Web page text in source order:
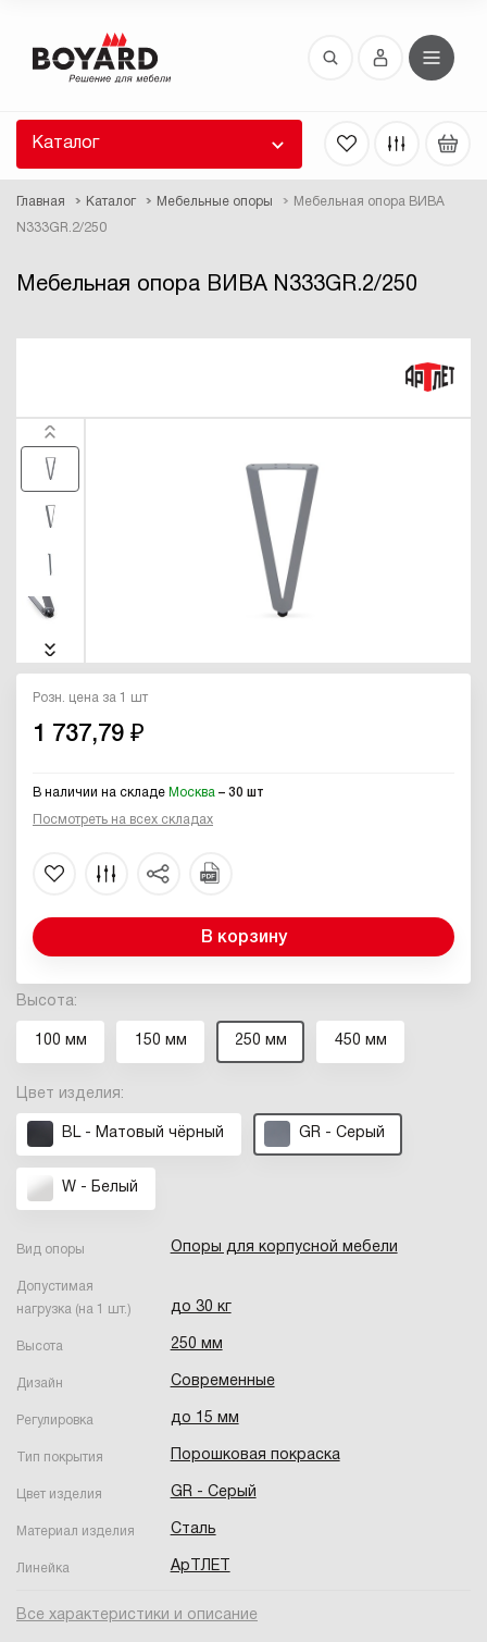
Каталог
Главная Каталог Мебельные опоры Мебельная опора ВИВА
N333GR.2/250
Мебельная опора ВИВА N333GR.2/250
Высота:
100 мм 150 мм 250 мм 450 мм
Цвет изделия:
BL - Матовый чёрный GR - Серый
W - Белый
Вид опоры Опоры для корпусной мебели
Допустимая
нагрузка (на 1 шт.)
до 30 кг
Высота 250 мм
Дизайн Современные
Регулировка до 15 мм
Тип покрытия Порошковая покраска
Цвет изделия GR - Серый
Материал изделия Сталь
Линейка АрТЛЕТ
Все характеристики и описание
Розн. цена за 1 шт
1 737,79 ₽
В наличии на складе Москва – 30 шт
Посмотреть на всех складах
В корзину
Восстановление пароля
высланы вам по E-Mail.
ссылку для восстановления